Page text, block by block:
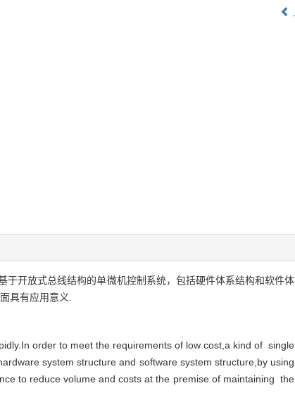
开放式总线结构的单微机控制系统，包括硬件体系结构和软件体
具有应用意义.
order to meet the requirements of low cost,a kind of single
system structure and software system structure,by using
to reduce volume and costs at the premise of maintaining the